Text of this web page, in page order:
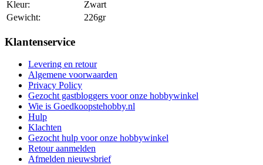
Kleur:
Zwart
Gewicht:
226gr
Klantenservice
Levering en retour
Algemene voorwaarden
Privacy Policy
Gezocht gastbloggers voor onze hobbywinkel
Wie is Goedkoopstehobby.nl
Hulp
Klachten
Gezocht hulp voor onze hobbywinkel
Retour aanmelden
Afmelden nieuwsbrief